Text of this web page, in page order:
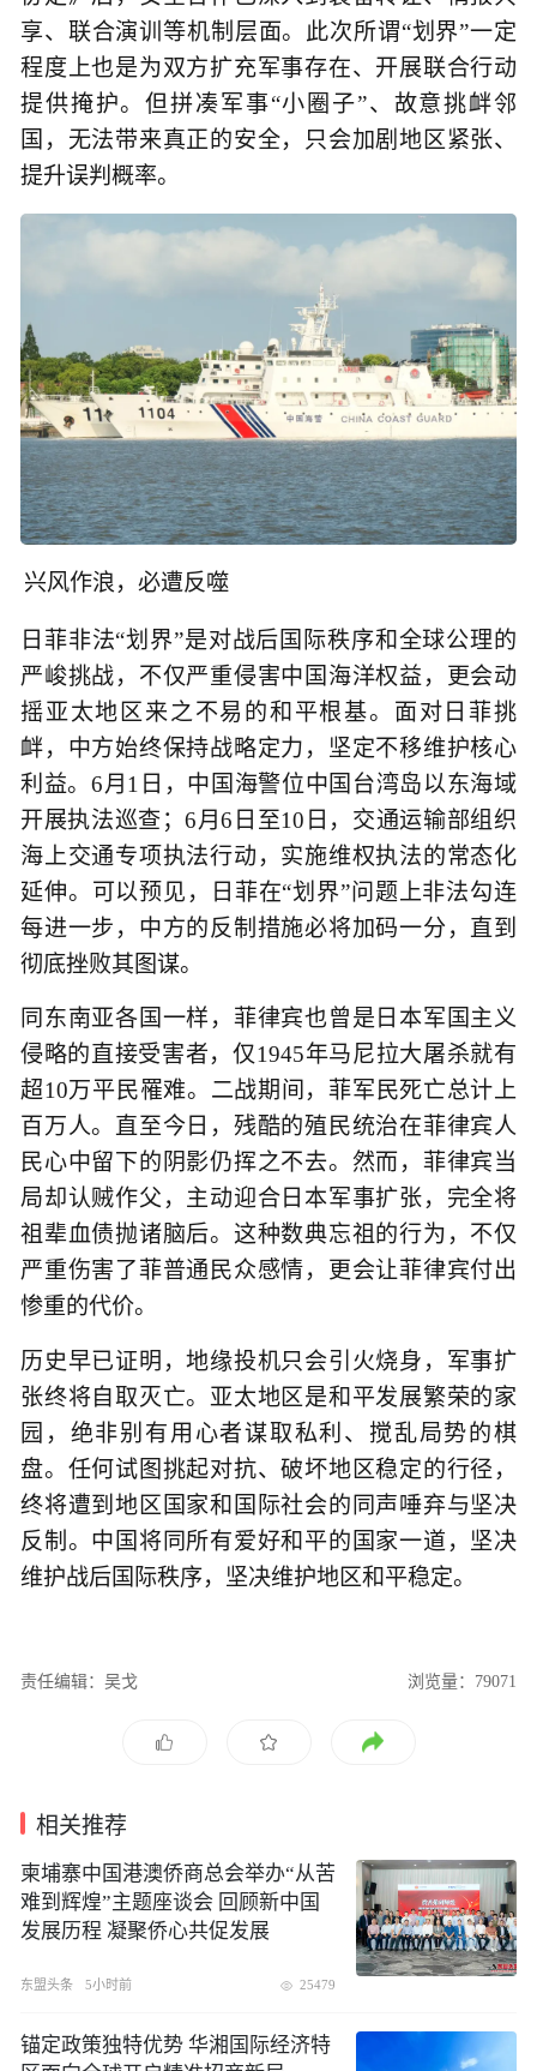
享、联合演训等机制层面。此次所谓“划界”一定
程度上也是为双方扩充军事存在、开展联合行动
提供掩护。但拼凑军事“小圈子”、故意挑衅邻
国，无法带来真正的安全，只会加剧地区紧张、
提升误判概率。
兴风作浪，必遭反噬
日菲非法“划界”是对战后国际秩序和全球公理的
严峻挑战，不仅严重侵害中国海洋权益，更会动
摇亚太地区来之不易的和平根基。面对日菲挑
衅，中方始终保持战略定力，坚定不移维护核心
利益。6月1日，中国海警位中国台湾岛以东海域
开展执法巡查；6月6日至10日，交通运输部组织
海上交通专项执法行动，实施维权执法的常态化
延伸。可以预见，日菲在“划界”问题上非法勾连
每进一步，中方的反制措施必将加码一分，直到
彻底挫败其图谋。
同东南亚各国一样，菲律宾也曾是日本军国主义
侵略的直接受害者，仅1945年马尼拉大屠杀就有
超10万平民罹难。二战期间，菲军民死亡总计上
百万人。直至今日，残酷的殖民统治在菲律宾人
民心中留下的阴影仍挥之不去。然而，菲律宾当
局却认贼作父，主动迎合日本军事扩张，完全将
祖辈血债抛诸脑后。这种数典忘祖的行为，不仅
严重伤害了菲普通民众感情，更会让菲律宾付出
惨重的代价。
历史早已证明，地缘投机只会引火烧身，军事扩
张终将自取灭亡。亚太地区是和平发展繁荣的家
园，绝非别有用心者谋取私利、搅乱局势的棋
盘。任何试图挑起对抗、破坏地区稳定的行径，
终将遭到地区国家和国际社会的同声唾弃与坚决
反制。中国将同所有爱好和平的国家一道，坚决
维护战后国际秩序，坚决维护地区和平稳定。
责任编辑：吴戈 浏览量：79071
相关推荐
柬埔寨中国港澳侨商总会举办“从苦
难到辉煌”主题座谈会 回顾新中国
发展历程 凝聚侨心共促发展
东盟头条 5小时前 25479
锚定政策独特优势 华湘国际经济特